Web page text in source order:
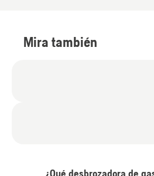
Mira también